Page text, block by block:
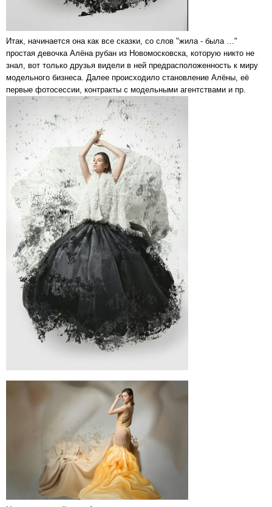
Итак, начинается она как все сказки, со слов "жила - была …"
простая девочка Алёна рубан из Новомосковска, которую никто не
знал, вот только друзья видели в ней предрасположенность к миру
модельного бизнеса. Далее происходило становление Алёны, её
первые фотосессии, контракты с модельными агентствами и пр.